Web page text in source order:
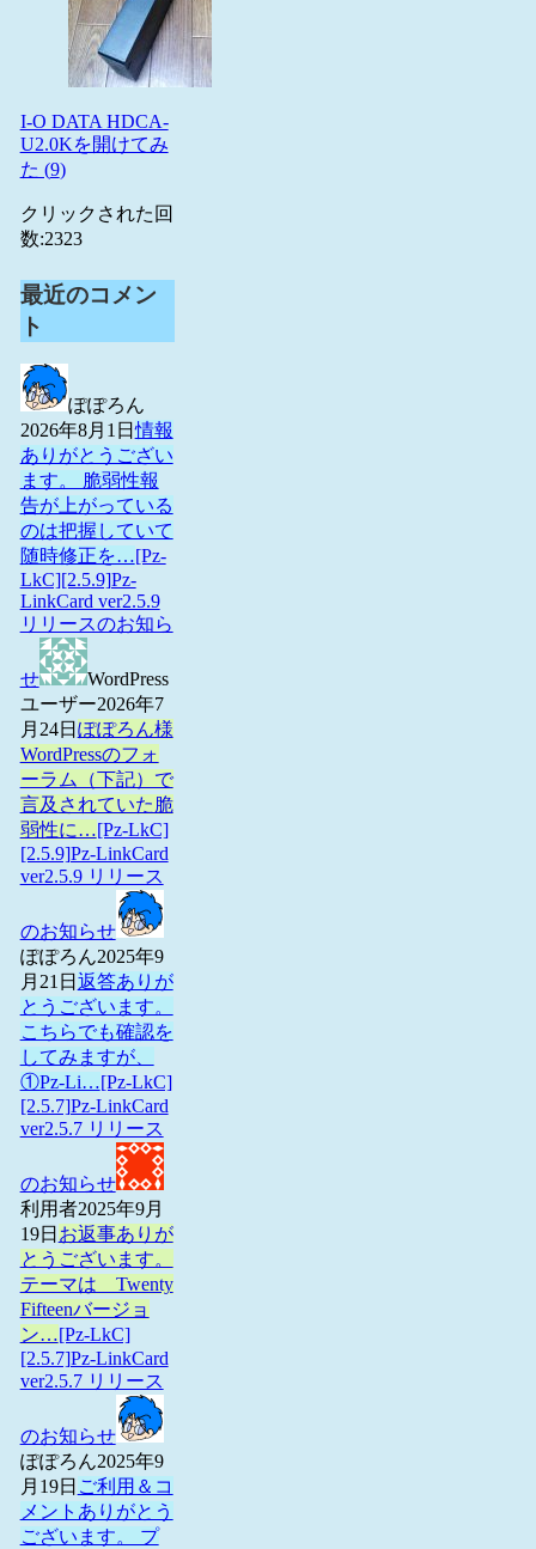
I-O DATA HDCA-
U2.0Kを開けてみ
た (9)
クリックされた回
数:2323
最近のコメン
ト
ぽぽろん
2026年8月1日情報
ありがとうござい
ます。 脆弱性報
告が上がっている
のは把握していて
随時修正を…[Pz-
LkC][2.5.9]Pz-
LinkCard ver2.5.9
リリースのお知ら
せ
WordPress
ユーザー2026年7
月24日 ぽぽろん様
WordPressのフォ
ーラム（下記）で
言及されていた脆
弱性に…[Pz-LkC]
[2.5.9]Pz-LinkCard
ver2.5.9 リリース
のお知らせ
ぽぽろん2025年9
月21日 返答ありが
とうございます。
こちらでも確認を
してみますが、
①Pz-Li…[Pz-LkC]
[2.5.7]Pz-LinkCard
ver2.5.7 リリース
のお知らせ
利用者2025年9月
19日 お返事ありが
とうございます。
テーマは Twenty
Fifteenバージョ
ン…[Pz-LkC]
[2.5.7]Pz-LinkCard
ver2.5.7 リリース
のお知らせ
ぽぽろん2025年9
月19日 ご利用＆コ
メントありがとう
ございます。 プ